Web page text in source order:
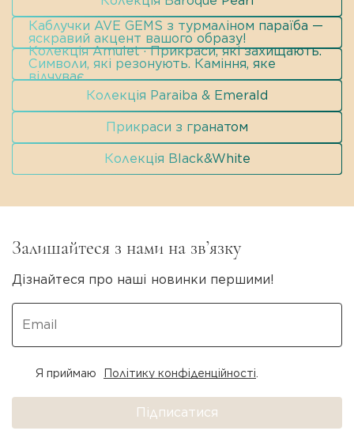
Каблучки AVE GEMS з турмаліном параїба —
яскравий акцент вашого образу!
Колекція Amulet · Прикраси, які захищають.
Символи, які резонують. Каміння, яке
відчуває.
Колекція Paraiba & Emerald
Прикраси з гранатом
Колекція Black&White
Залишайтеся з нами на зв’язку
Дізнайтеся про наші новинки першими!
Підписатися
Я приймаю Політику конфіденційності